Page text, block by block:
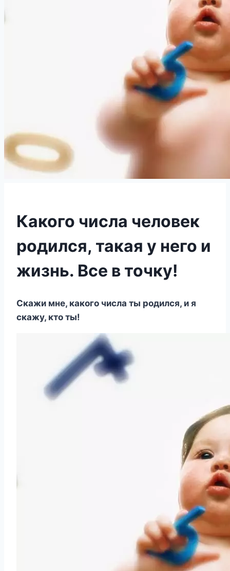
Какого числа человек
родился, такая у него и
жизнь. Все в точку!
Скажи мне, какого числа ты родился, и я
скажу, кто ты!